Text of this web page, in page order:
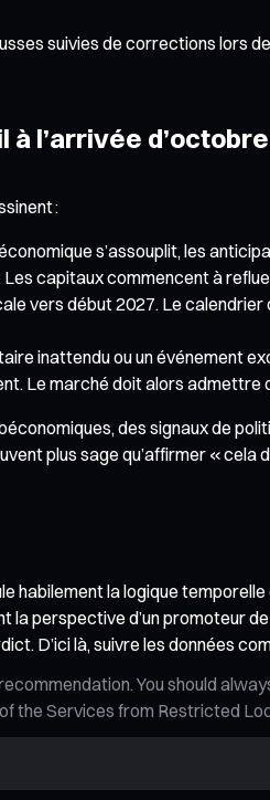
suivies de corrections lors
l’arrivée d’octobre
:
s’assouplit, les
capitaux commencent à
vers début 2027. Le
inattendu ou un événement
Le marché doit alors
des signaux de
plus sage qu’affirmer « cela
la logique
perspective d’un promoteur
D’ici là, suivre les données
You should
the Services from Restricted